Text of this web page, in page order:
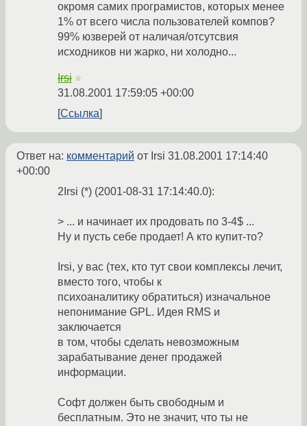
окромя самих програмистов, которых менее
1% от всего числа пользователей компов?
99% юзверей от наличая/отсутсвия
исходников ни жарко, ни холодно...
Irsi ☆
31.08.2001 17:59:05 +00:00
Ссылка
Ответ на: комментарий от Irsi 31.08.2001 17:14:40
+00:00
2Irsi (*) (2001-08-31 17:14:40.0):
> ... и начинает их продовать по 3-4$ ...
Ну и пусть себе продает! А кто купит-то?
Irsi, у вас (тех, кто тут свои комплексы лечит,
вместо того, чтобы к
психоаналитику обратиться) изначальное
непонимание GPL. Идея RMS и
заключается
в том, чтобы сделать невозможным
зарабатывание денег продажей
информации.
Софт должен быть свободным и
бесплатным. Это не значит, что ты не